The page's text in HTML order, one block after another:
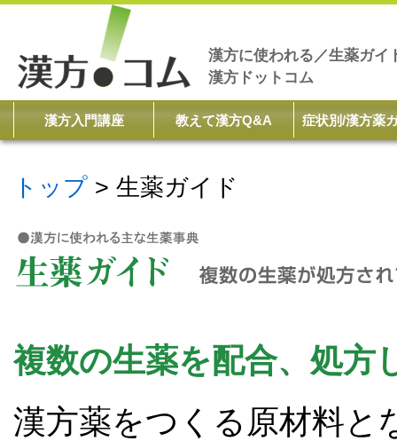
漢方に使われる／生薬ガイ
漢方ドットコム
漢方入門講座 教えて漢方Q&A 症状別/漢方薬
トップ 生薬ガイド
複数の生薬を配合、処方
漢方薬をつくる原材料と